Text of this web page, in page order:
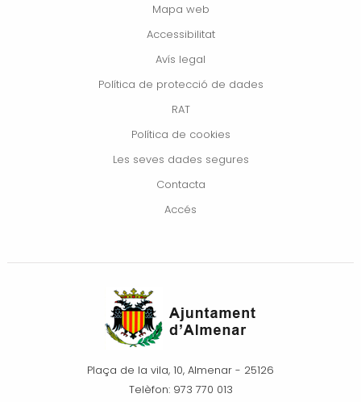
Mapa web
Accessibilitat
Avís legal
Política de protecció de dades
RAT
Política de cookies
Les seves dades segures
Contacta
Accés
Plaça de la vila, 10, Almenar - 25126
Telèfon: 973 770 013